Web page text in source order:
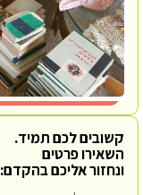
קשובים לכם תמיד.
השאירו פרטים
ונחזור אליכם בהקדם: